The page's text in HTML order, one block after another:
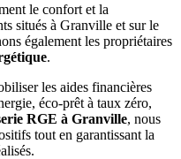
le confort et la
situés à Granville et sur le
également les propriétaires
.
les aides financières
éco-prêt à taux zéro,
RGE à Granville, nous
tout en garantissant la